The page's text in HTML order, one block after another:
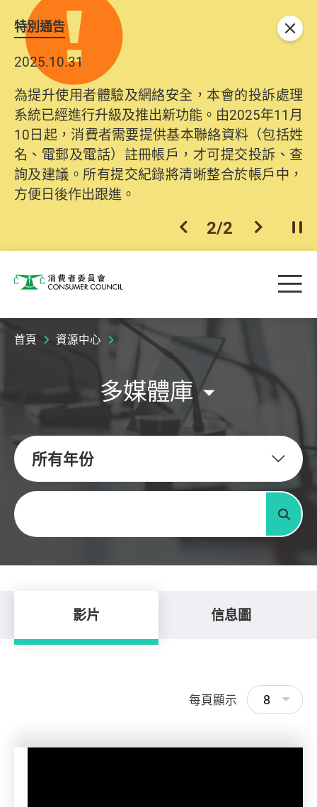
特別通告
2025.10.31
為提升使用者體驗及網絡安全，本會的投訴處理
系統已經進行升級及推出新功能。由2025年11月
10日起，消費者需要提供基本聯絡資料（包括姓
名、電郵及電話）註冊帳戶，才可提交投訴、查
詢及建議。所有提交紀錄將清晰整合於帳戶中，
方便日後作出跟進。
上一個
2/2 下一個開
關閉
消費者委員會 目
首頁 資源中心
多媒體庫
所有年份
關鍵字
搜尋
影片 信息圖
每頁顯示 8